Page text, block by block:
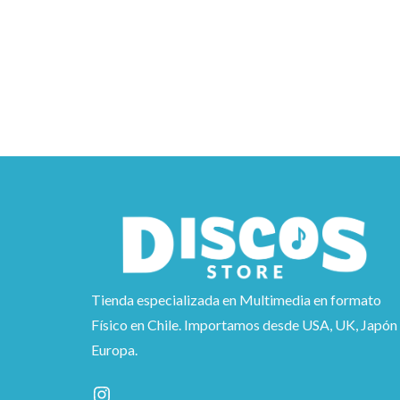
Tienda especializada en Multimedia en formato
Físico en Chile. Importamos desde USA, UK, Japón
Europa.